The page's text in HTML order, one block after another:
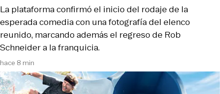
hace 8 min
La plataforma confirmó el inicio del rodaje de la
esperada comedia con una fotografía del elenco
reunido, marcando además el regreso de Rob
Schneider a la franquicia.